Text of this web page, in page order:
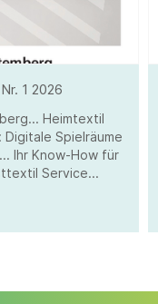
1 2026
Heimtextil
Spielräume
Ihr Know-How für
Service